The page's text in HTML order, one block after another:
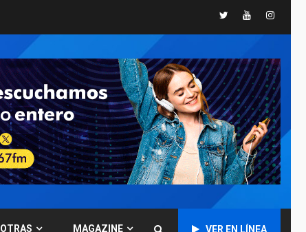
TwitterYoutube
OTRAS MAGAZINE VER EN LÍNEA
1
Burelli eleva sus
velas en Margarita
2
REGIONALES ÚLTIMA HORA
Margarita será sede
de Programa
“Cuidadores 360”
para aprender a
atender adultos
mayores
ÚLTIMA HORA